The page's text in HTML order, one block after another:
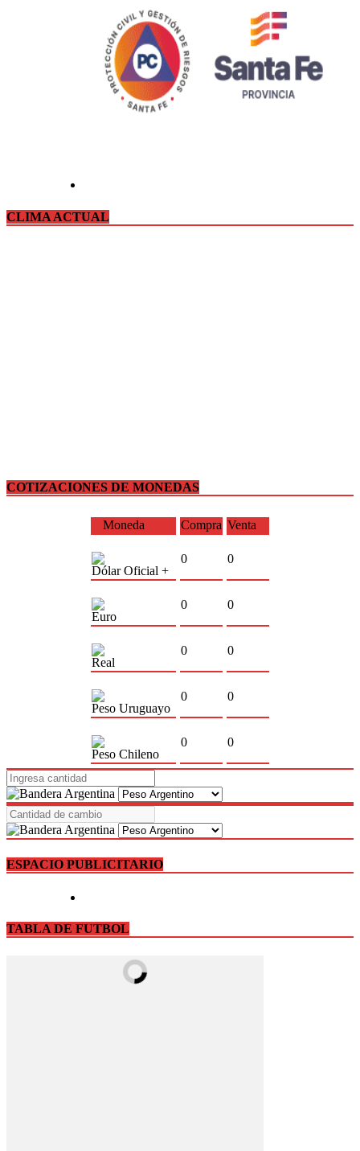
CLIMA ACTUAL
COTIZACIONES DE MONEDAS
Moneda Compra Venta
Dólar Oficial +
0 0
Euro
0 0
Real
0 0
Peso Uruguayo
0 0
Peso Chileno
0 0
ESPACIO PUBLICITARIO
TABLA DE FUTBOL